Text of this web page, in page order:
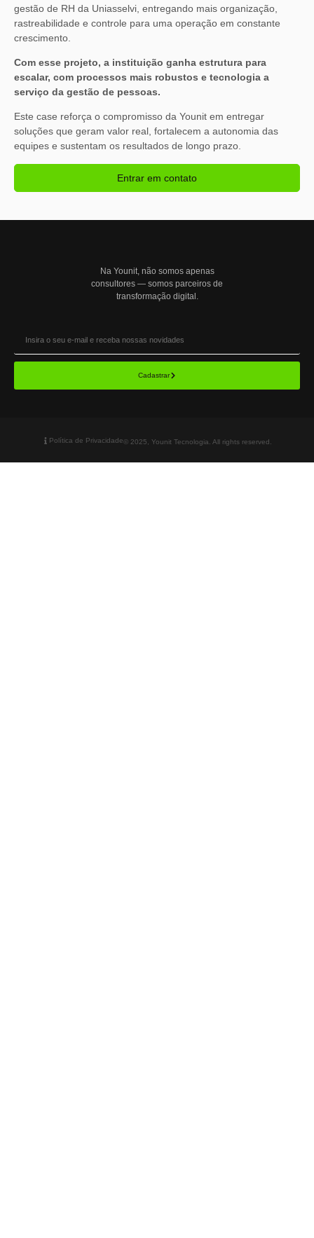
gestão de RH da Uniasselvi, entregando mais organização,
rastreabilidade e controle para uma operação em constante
crescimento.
Com esse projeto, a instituição ganha estrutura para
escalar, com processos mais robustos e tecnologia a
serviço da gestão de pessoas.
Este case reforça o compromisso da Younit em entregar
soluções que geram valor real, fortalecem a autonomia das
equipes e sustentam os resultados de longo prazo.
Entrar em contato
Na Younit, não somos apenas
consultores — somos parceiros de
transformação digital.
Cadastrar
Política de Privacidade© 2025, Younit Tecnologia. All rights reserved.